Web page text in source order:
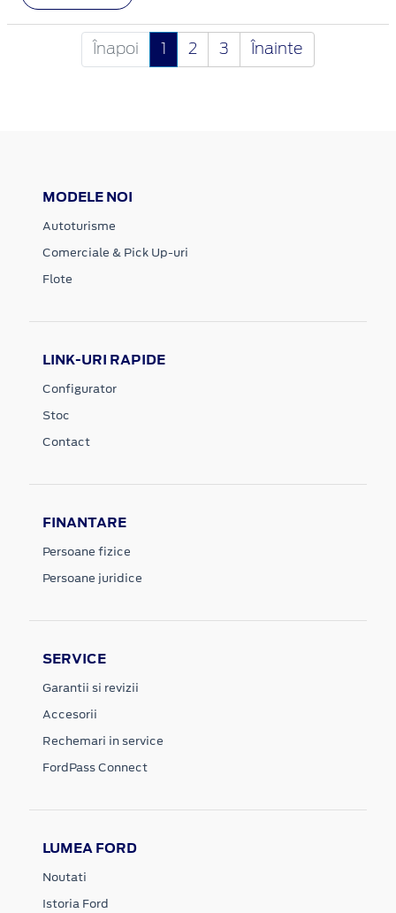
Înapoi 2 3 Înainte
MODELE NOI
Autoturisme
Comerciale & Pick Up-uri
Flote
LINK-URI RAPIDE
Configurator
Stoc
Contact
FINANTARE
Persoane fizice
Persoane juridice
SERVICE
Garantii si revizii
Accesorii
Rechemari in service
FordPass Connect
LUMEA FORD
Noutati
Istoria Ford